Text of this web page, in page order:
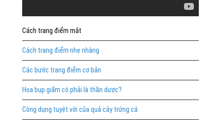
Cách trang điểm mắt
Cách trang điểm nhẹ nhàng
Các bước trang điểm cơ bản
Hoa bụp giấm có phải là thần dược?
Công dụng tuyệt vời của quả cây trứng cá